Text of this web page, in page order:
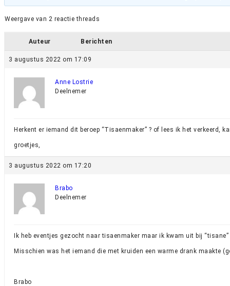
Weergave van 2 reactie threads
Auteur Berichten
3 augustus 2022 om 17:09
Anne Lostrie
Deelnemer
Herkent er iemand dit beroep “Tisaenmaker” ? of lees ik het verkeerd,
groetjes,
3 augustus 2022 om 17:20
Brabo
Deelnemer
Ik heb eventjes gezocht naar tisaenmaker maar ik kwam uit bij
Misschien was het iemand die met kruiden een warme drank maakte
Brabo